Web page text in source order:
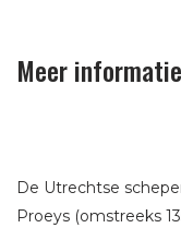
Meer informatie
De Utrechtse
Proeys (omstreeks